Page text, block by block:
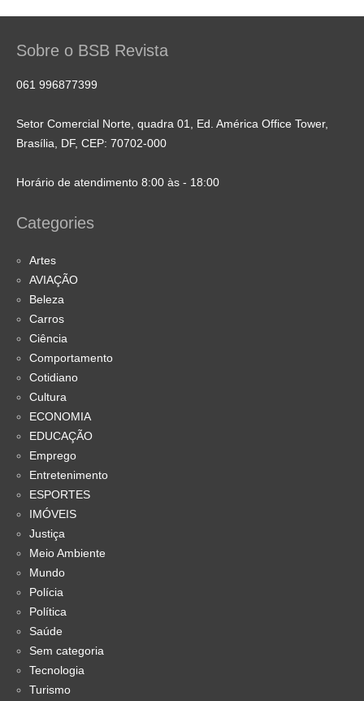
Sobre o BSB Revista
061 996877399
Setor Comercial Norte, quadra 01, Ed. América Office Tower,
Brasília, DF, CEP: 70702-000
Horário de atendimento 8:00 às - 18:00
Categories
Artes
AVIAÇÃO
Beleza
Carros
Ciência
Comportamento
Cotidiano
Cultura
ECONOMIA
EDUCAÇÃO
Emprego
Entretenimento
ESPORTES
IMÓVEIS
Justiça
Meio Ambiente
Mundo
Polícia
Política
Saúde
Sem categoria
Tecnologia
Turismo